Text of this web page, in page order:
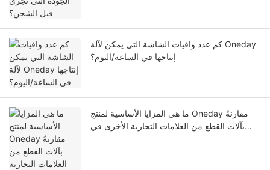
كم عدد واقيات الشاشة التي يمكن لآلة Oneday
إنتاجها في الساعة/اليوم؟
ما هي المزايا الأساسية لمنتج Oneday مقارنةً
بآلات القطع من العلامات التجارية الأخرى في